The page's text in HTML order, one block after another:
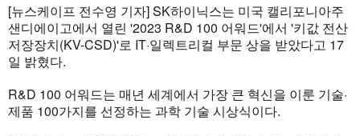
[뉴스케이프 전수영 기자] SK하이닉스는 미국 캘리포니아주
샌디에이고에서 열린 '2023 R&D 100 어워드'에서 '키값 전산
저장장치(KV-CSD)'로 IT·일렉트리컬 부문 상을 받았다고 17
일 밝혔다.
R&D 100 어워드는 매년 세계에서 가장 큰 혁신을 이룬 기술·
제품 100가지를 선정하는 과학 기술 시상식이다.